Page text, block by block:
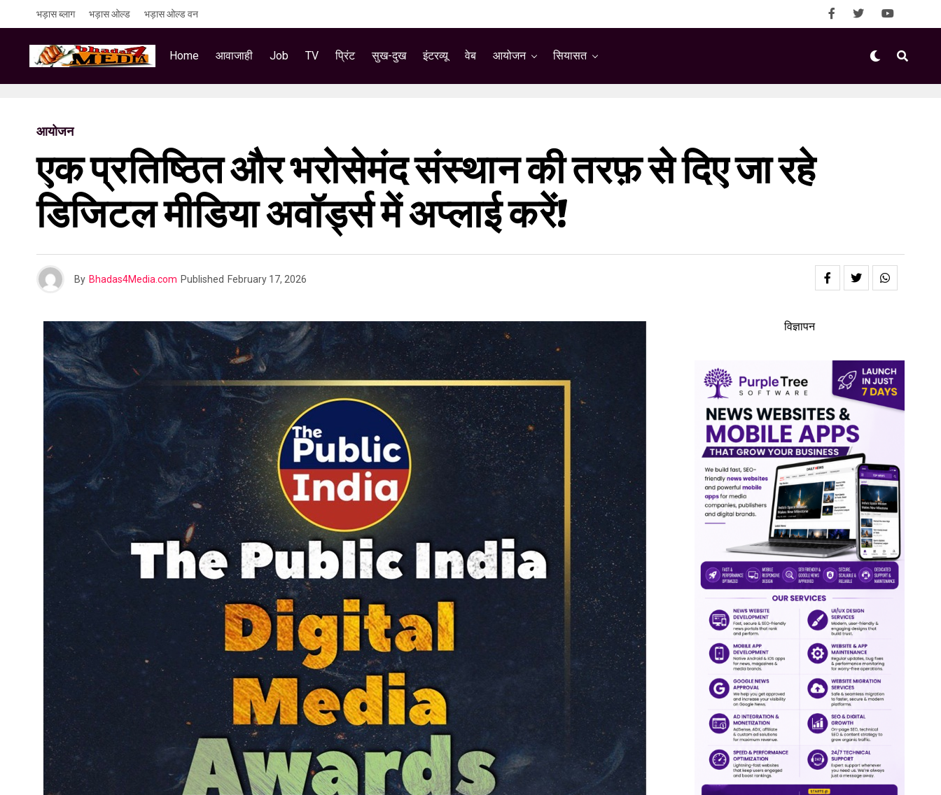
भड़ास ब्लाग भड़ास ओल्ड भड़ास ओल्ड वन
Home आवाजाही Job TV प्रिंट सुख-दुख इंटरव्यू वेब आयोजन सियासत
आयोजन
एक प्रतिष्ठित और भरोसेमंद संस्थान की तरफ़ से दिए जा रहे
डिजिटल मीडिया अवॉर्ड्स में अप्लाई करें!
By Bhadas4Media.com Published February 17, 2026
विज्ञापन